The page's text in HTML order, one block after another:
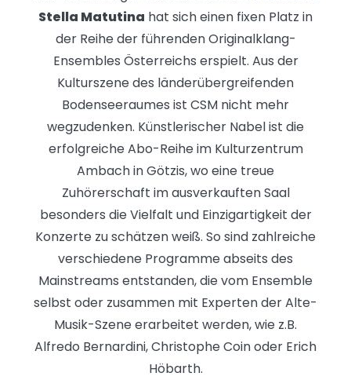
Stella Matutina hat sich einen fixen Platz in
der Reihe der führenden Originalklang-
Ensembles Österreichs erspielt. Aus der
Kulturszene des länderübergreifenden
Bodenseeraumes ist CSM nicht mehr
wegzudenken. Künstlerischer Nabel ist die
erfolgreiche Abo-Reihe im Kulturzentrum
Ambach in Götzis, wo eine treue
Zuhörerschaft im ausverkauften Saal
besonders die Vielfalt und Einzigartigkeit der
Konzerte zu schätzen weiß. So sind zahlreiche
verschiedene Programme abseits des
Mainstreams entstanden, die vom Ensemble
selbst oder zusammen mit Experten der Alte-
Musik-Szene erarbeitet werden, wie z.B.
Alfredo Bernardini, Christophe Coin oder Erich
Höbarth.